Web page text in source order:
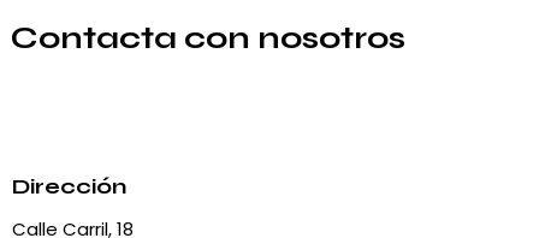
Contacta con nosotros
Dirección
Calle Carril, 18